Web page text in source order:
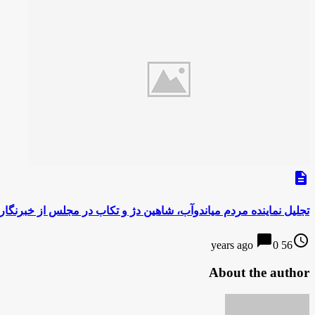
description
تجلیل نماینده مردم میاندوآب، شاهین دژ و تکاب در مجلس از
access_time
56 years ago
chat_bubble0
About the author